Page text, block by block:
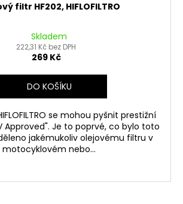
filtr HF202, HIFLOFILTRO
Skladem
222,31 Kč bez DPH
269 Kč
DO KOŠÍKU
se mohou pyšnit prestižní
Approved". Je to poprvé, co bylo toto
jakémukoliv olejovému filtru v
motocyklovém nebo...